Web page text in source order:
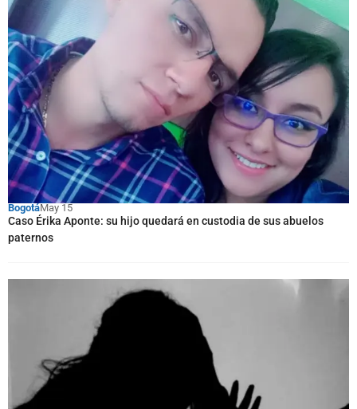
BogotáMay 15
Caso Érika Aponte: su hijo quedará en custodia de sus abuelos
paternos